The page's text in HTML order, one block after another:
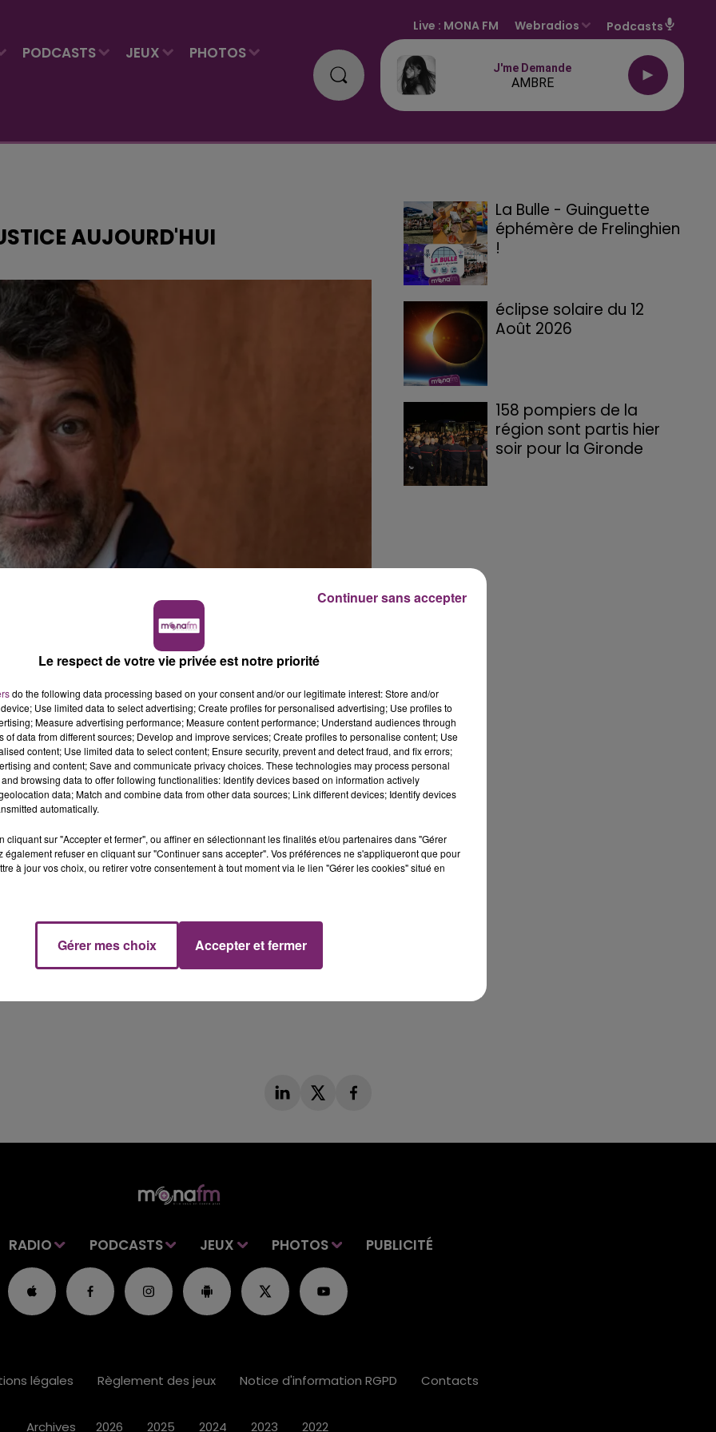
PODCASTS JEUX PHOTOS
Live : MONA FM Webradios Podcasts
J'me Demande
AMBRE
AUJOURD'HUI
le tribunal judiciaire de Paris... pour des violences
de menaces, de violences verbales et parfois
produites entre 2018 et 2022.
dont il fait l’objet.
La Bulle - Guinguette
éphémère de Frelinghien
!
éclipse solaire du 12
Août 2026
158 pompiers de la
région sont partis hier
soir pour la Gironde
RADIO PODCASTS JEUX PHOTOS PUBLICITÉ
légales Règlement des jeux Notice d'information RGPD Contacts
Archives 2026 2025 2024 2023 2022
Le respect de votre vie privée est notre priorité
do the following data processing based on your consent and/or our legitimate interest: Store and/or
Use limited data to select advertising; Create profiles for personalised advertising; Use profiles to
Measure advertising performance; Measure content performance; Understand audiences through
of data from different sources; Develop and improve services; Create profiles to personalise content; Use
content; Use limited data to select content; Ensure security, prevent and detect fraud, and fix errors;
and content; Save and communicate privacy choices. These technologies may process personal
browsing data to offer following functionalities: Identify devices based on information actively
data; Match and combine data from other data sources; Link different devices; Identify devices
automatically.
cliquant sur "Accepter et fermer", ou affiner en sélectionnant les finalités et/ou partenaires dans "Gérer
également refuser en cliquant sur "Continuer sans accepter". Vos préférences ne s'appliqueront que pour
à jour vos choix, ou retirer votre consentement à tout moment via le lien "Gérer les cookies" situé en
Gérer mes choix Accepter et fermer
Continuer sans accepter